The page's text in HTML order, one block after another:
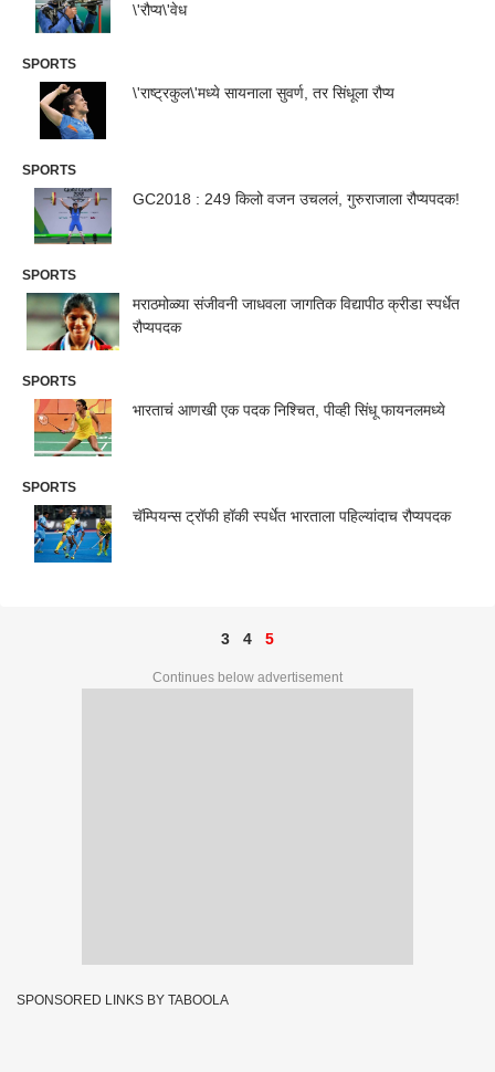
\'रौप्य\'वेध
SPORTS
\'राष्ट्रकुल\'मध्ये सायनाला सुवर्ण, तर सिंधूला रौप्य
SPORTS
GC2018 : 249 किलो वजन उचललं, गुरुराजाला रौप्यपदक!
SPORTS
मराठमोळ्या संजीवनी जाधवला जागतिक विद्यापीठ क्रीडा स्पर्धेत
रौप्यपदक
SPORTS
भारताचं आणखी एक पदक निश्चित, पीव्ही सिंधू फायनलमध्ये
SPORTS
चॅम्पियन्स ट्रॉफी हॉकी स्पर्धेत भारताला पहिल्यांदाच रौप्यपदक
3 4 5
Continues below advertisement
SPONSORED LINKS BY TABOOLA